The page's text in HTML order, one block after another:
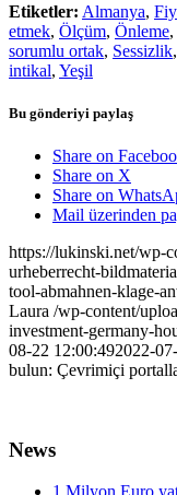
Etiketler: Almanya,
etmek, Ölçüm, Önleme,
sorumlu ortak, Sessizlik,
intikal, Yeşil
Bu gönderiyi paylaş
Share on
Share on X
Share on
Mail üzerinden
https://lukinski.net/wp-
urheberrecht-
tool-abmahnen-klage-
Laura /wp-content/
investment-germany-
08-22 12:00:492022-
bulun: Çevrimiçi
News